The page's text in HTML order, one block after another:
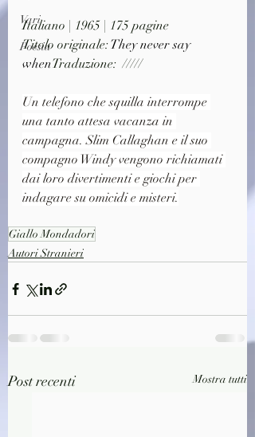
Vari
Poesia
Italiano | 1965 | 175 pagine
Titolo originale: They never say
whenTraduzione:  /////
Un telefono che squilla interrompe
una tanto attesa vacanza in
campagna. Slim Callaghan e il suo
compagno Windy vengono richiamati
dai loro divertimenti e giochi per
indagare su omicidi e misteri.
Giallo Mondadori
Autori Stranieri
Post recenti Mostra tutti